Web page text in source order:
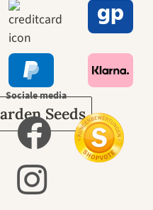
de
Seeds
Sociale media